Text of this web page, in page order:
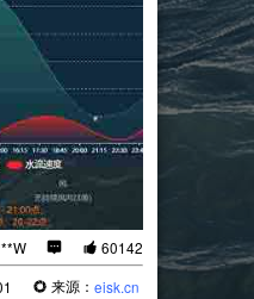
60142
来源：eisk.cn